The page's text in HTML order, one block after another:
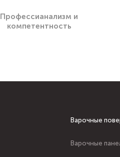
Профессианализм и
компетентность
Варочные
Варочные